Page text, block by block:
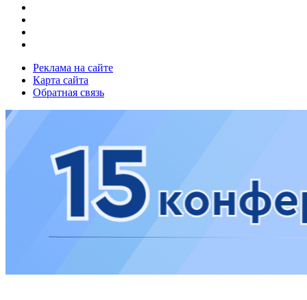
Реклама на сайте
Карта сайта
Обратная связь